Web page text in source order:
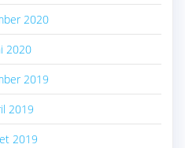
2020
2020
2019
2019
2019